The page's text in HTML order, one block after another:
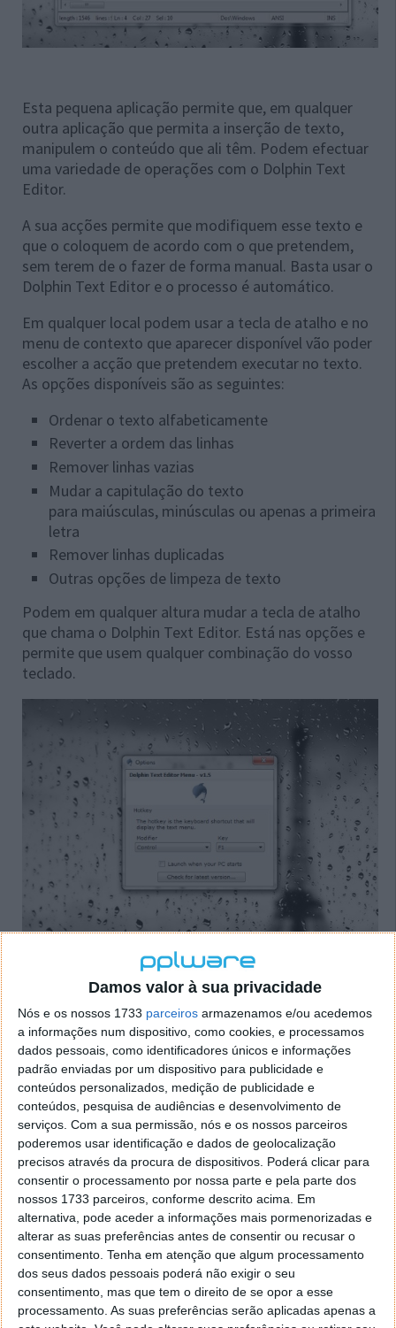
Damos valor à sua privacidade
Nós e os nossos 1733 parceiros armazenamos e/ou acedemos
a informações num dispositivo, como cookies, e processamos
dados pessoais, como identificadores únicos e informações
padrão enviadas por um dispositivo para publicidade e
conteúdos personalizados, medição de publicidade e
conteúdos, pesquisa de audiências e desenvolvimento de
serviços. Com a sua permissão, nós e os nossos parceiros
poderemos usar identificação e dados de geolocalização
precisos através da procura de dispositivos. Poderá clicar para
consentir o processamento por nossa parte e pela parte dos
nossos 1733 parceiros, conforme descrito acima. Em
alternativa, pode aceder a informações mais pormenorizadas e
alterar as suas preferências antes de consentir ou recusar o
consentimento. Tenha em atenção que algum processamento
dos seus dados pessoais poderá não exigir o seu
consentimento, mas que tem o direito de se opor a esse
processamento. As suas preferências serão aplicadas apenas a
Esta pequena aplicação permite que, em qualquer
outra aplicação que permita a inserção de texto,
manipulem o conteúdo que ali têm. Podem efectuar
uma variedade de operações com o Dolphin Text
Editor.
A sua acções permite que modifiquem esse texto e
que o coloquem de acordo com o que pretendem,
sem terem de o fazer de forma manual. Basta usar o
Dolphin Text Editor e o processo é automático.
Em qualquer local podem usar a tecla de atalho e no
menu de contexto que aparecer disponível vão poder
escolher a acção que pretendem executar no texto.
As opções disponíveis são as seguintes:
Ordenar o texto alfabeticamente
Reverter a ordem das linhas
Remover linhas vazias
Mudar a capitulação do texto
para maiúsculas, minúsculas ou apenas a primeira
letra
Remover linhas duplicadas
Outras opções de limpeza de texto
Podem em qualquer altura mudar a tecla de atalho
que chama o Dolphin Text Editor. Está nas opções e
permite que usem qualquer combinação do vosso
teclado.
Usem esta pequena aplicação para vos ajudar a
manipular o vosso texto de forma simples. É
utilizável em qualquer aplicação que tenham
instalada, não se limitando às que acompanham o
Windows.
É uma excelente ferramenta para terem no vosso PC
se trabalham com ficheiros de texto com grande
frequência.
Novidades desta versão:
Melhorias na velocidade geral
Novos idiomas
Melhoria na contagem das palavras
Correcção de diversos bugs.
Podem leraquitodas as novidades desta versão e